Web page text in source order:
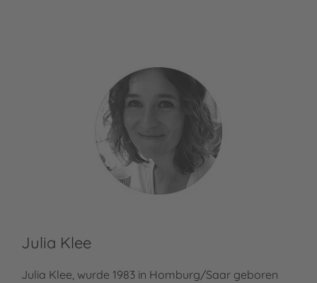
Julia Klee
Julia Klee, wurde 1983 in Homburg/Saar geboren